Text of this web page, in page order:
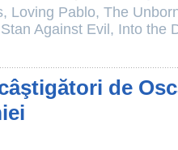
, Loving Pablo, The
Stan Against Evil , Into the
de